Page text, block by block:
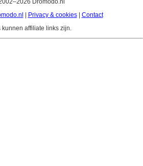
Dromodo.nl
Privacy & cookies| Contact
kunnen affiliate links zijn.